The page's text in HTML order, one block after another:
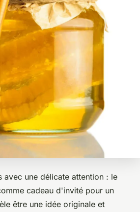
avec une délicate attention : le
cadeau d'invité pour un
être une idée originale et